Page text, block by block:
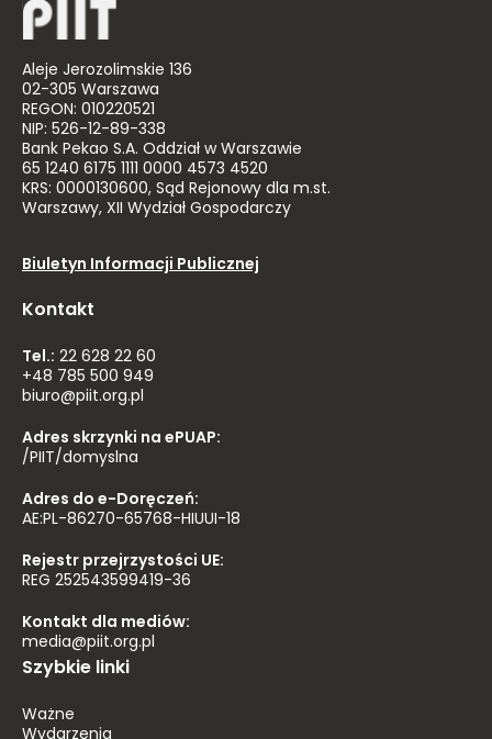
Aleje Jerozolimskie 136
02-305 Warszawa
REGON: 010220521
NIP: 526-12-89-338
Bank Pekao S.A. Oddział w Warszawie
65 1240 6175 1111 0000 4573 4520
KRS: 0000130600, Sąd Rejonowy dla m.st.
Warszawy, XII Wydział Gospodarczy
Biuletyn Informacji Publicznej
Kontakt
Tel.: 22 628 22 60
+48 785 500 949
biuro@piit.org.pl
Adres skrzynki na ePUAP:
/PIIT/domyslna
Adres do e-Doręczeń:
AE:PL-86270-65768-HIUUI-18
Rejestr przejrzystości UE:
REG 252543599419-36
Kontakt dla mediów:
media@piit.org.pl
Szybkie linki
Ważne